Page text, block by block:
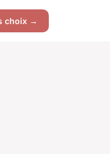
choix →